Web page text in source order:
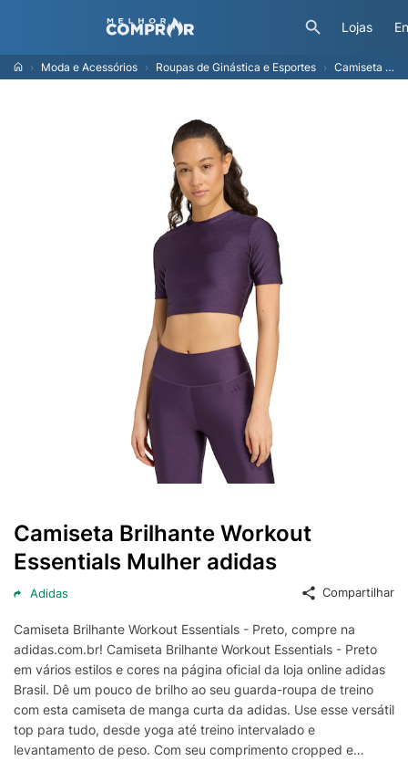
Lojas
Moda e Acessórios Roupas de Ginástica e Esportes Camiseta Brilhante Workout Essentials Mulher adidas
Camiseta Brilhante Workout
Essentials Mulher adidas
Adidas Compartilhar
Camiseta Brilhante Workout Essentials - Preto, compre na
adidas.com.br! Camiseta Brilhante Workout Essentials - Preto
em vários estilos e cores na página oficial da loja online adidas
Brasil. Dê um pouco de brilho ao seu guarda-roupa de treino
com esta camiseta de manga curta da adidas. Use esse versátil
top para tudo, desde yoga até treino intervalado e
levantamento de peso. Com seu comprimento cropped e